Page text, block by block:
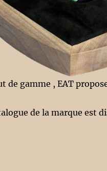
de gamme , EAT
de la marque est